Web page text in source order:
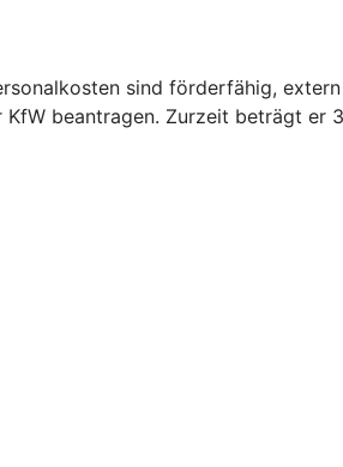
sind förderfähig,
beantragen. Zurzeit beträgt er